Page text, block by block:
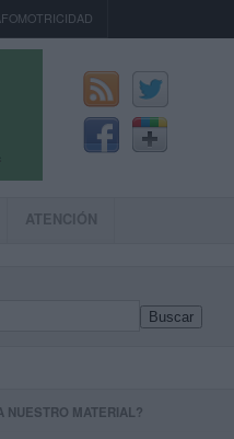
ATENCIÓN
Buscar
NUESTRO MATERIAL?